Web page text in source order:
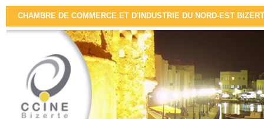
CHAMBRE DE COMMERCE ET D'INDUSTRIE DU NORD-EST